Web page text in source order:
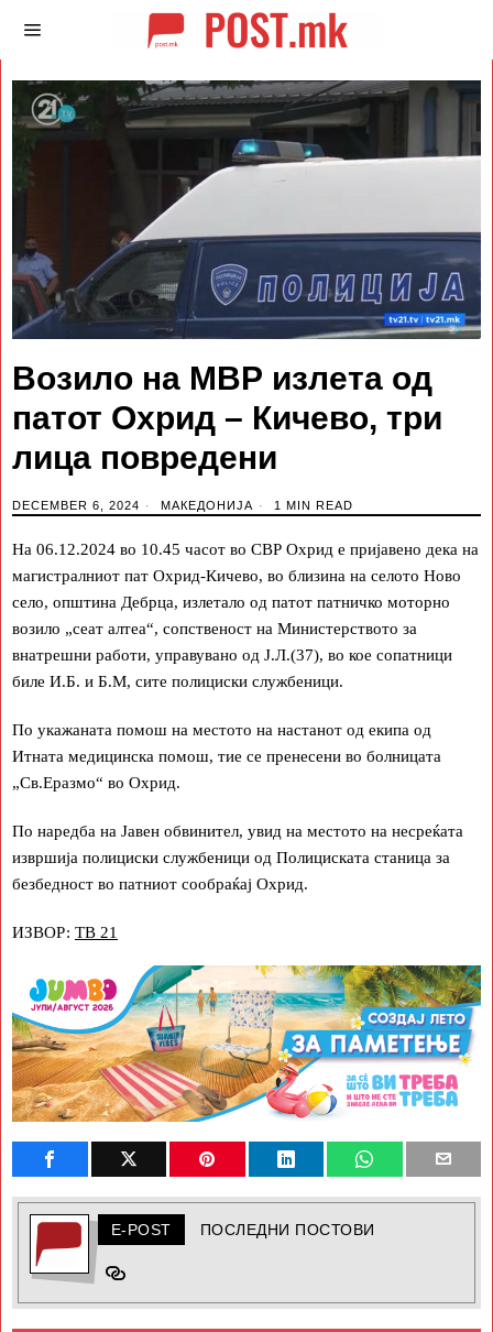
Возило на МВР излета од
патот Охрид – Кичево, три
лица повредени
DECEMBER 6, 2024 МАКЕДОНИЈА 1 MIN READ
На 06.12.2024 во 10.45 часот во СВР Охрид е пријавено дека на
магистралниот пат Охрид-Кичево, во близина на селото Ново
село, општина Дебрца, излетало од патот патничко моторно
возило „сеат алтеа“, сопственост на Министерството за
внатрешни работи, управувано од Ј.Л.(37), во кое сопатници
биле И.Б. и Б.М, сите полициски службеници.
По укажаната помош на местото на настанот од екипа од
Итната медицинска помош, тие се пренесени во болницата
„Св.Еразмо“ во Охрид.
По наредба на Јавен обвинител, увид на местото на несреќата
извршија полициски службеници од Полициската станица за
безбедност во патниот сообраќај Охрид.
ИЗВОР: ТВ 21
E-POST ПОСЛЕДНИ ПОСТОВИ